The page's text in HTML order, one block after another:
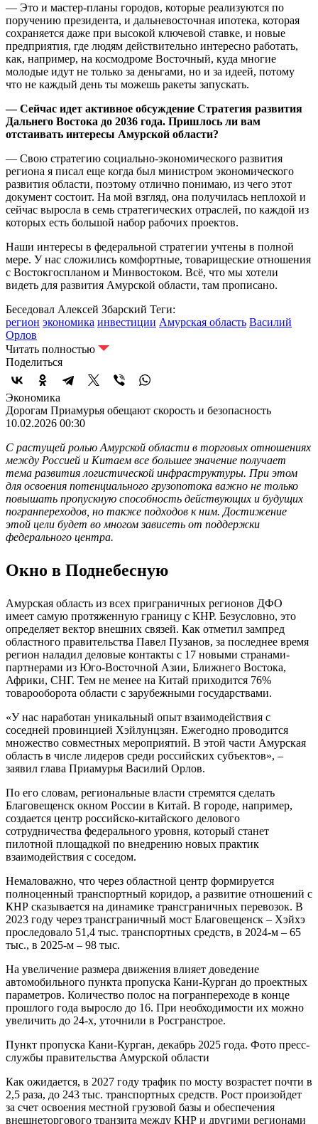
— Это и мастер-планы городов, которые реализуются по
поручению президента, и дальневосточная ипотека, которая
сохраняется даже при высокой ключевой ставке, и новые
предприятия, где людям действительно интересно работать,
как, например, на космодроме Восточный, куда многие
молодые идут не только за деньгами, но и за идеей, потому
что не каждый день ты можешь ракеты запускать.
— Сейчас идет активное обсуждение Стратегия развития
Дальнего Востока до 2036 года. Пришлось ли вам
отстаивать интересы Амурской области?
— Свою стратегию социально-экономического развития
региона я писал еще когда был министром экономического
развития области, поэтому отлично понимаю, из чего этот
документ состоит. На мой взгляд, она получилась неплохой и
сейчас выросла в семь стратегических отраслей, по каждой из
которых есть большой набор рабочих проектов.
Наши интересы в федеральной стратегии учтены в полной
мере. У нас сложились комфортные, товарищеские отношения
с Востокгоспланом и Минвостоком. Всё, что мы хотели
видеть для развития Амурской области, там прописано.
Беседовал Алексей Збарский Теги:
регион экономика инвестиции Амурская область Василий
Орлов
Читать полностью
Поделиться
Экономика
Дорогам Приамурья обещают скорость и безопасность
10.02.2026 00:30
С растущей ролью Амурской области в торговых отношениях
между Россией и Китаем все большее значение получает
тема развития логистической инфраструктуры. При этом
для освоения потенциального грузопотока важно не только
повышать пропускную способность действующих и будущих
погранпереходов, но также подходов к ним. Достижение
этой цели будет во многом зависеть от поддержки
федерального центра.
Окно в Поднебесную
Амурская область из всех приграничных регионов ДФО
имеет самую протяженную границу с КНР. Безусловно, это
определяет вектор внешних связей. Как отметил зампред
областного правительства Павел Пузанов, за последнее время
регион наладил деловые контакты с 17 новыми странами-
партнерами из Юго-Восточной Азии, Ближнего Востока,
Африки, СНГ. Тем не менее на Китай приходится 76%
товарооборота области с зарубежными государствами.
«У нас наработан уникальный опыт взаимодействия с
соседней провинцией Хэйлунцзян. Ежегодно проводится
множество совместных мероприятий. В этой части Амурская
область в числе лидеров среди российских субъектов», –
заявил глава Приамурья Василий Орлов.
По его словам, региональные власти стремятся сделать
Благовещенск окном России в Китай. В городе, например,
создается центр российско-китайского делового
сотрудничества федерального уровня, который станет
пилотной площадкой по внедрению новых практик
взаимодействия с соседом.
Немаловажно, что через областной центр формируется
полноценный транспортный коридор, а развитие отношений с
КНР сказывается на динамике трансграничных перевозок. В
2023 году через трансграничный мост Благовещенск – Хэйхэ
проследовало 51,4 тыс. транспортных средств, в 2024-м – 65
тыс., в 2025-м – 98 тыс.
На увеличение размера движения влияет доведение
автомобильного пункта пропуска Кани-Курган до проектных
параметров. Количество полос на погранпереходе в конце
прошлого года выросло до 16. При необходимости их можно
увеличить до 24-х, уточнили в Росгранстрое.
Пункт пропуска Кани-Курган, декабрь 2025 года. Фото пресс-
службы правительства Амурской области
Как ожидается, в 2027 году трафик по мосту возрастет почти в
2,5 раза, до 243 тыс. транспортных средств. Рост произойдет
за счет освоения местной грузовой базы и обеспечения
внешнеторгового транзита между КНР и другими регионами